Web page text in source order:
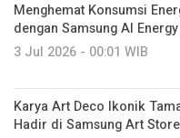
Menghemat Konsumsi
dengan Samsung AI
3 Jul 2026 - 00:01 WIB
Karya Art Deco Ikonik
Hadir di Samsung Art Store